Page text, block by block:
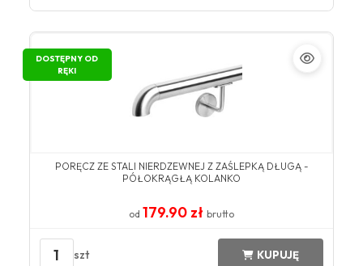
DOSTĘPNY OD
RĘKI
PORĘCZ ZE STALI NIERDZEWNEJ Z ZAŚLEPKĄ DŁUGĄ -
PÓŁOKRĄGŁĄ KOLANKO
od 179.90 zł brutto
1 szt KUPUJĘ